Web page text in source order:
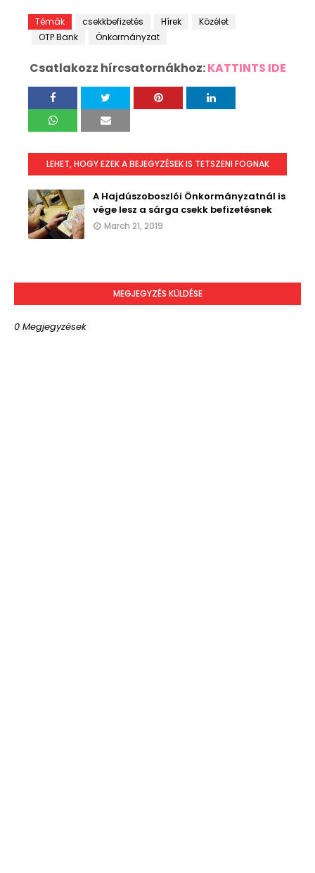
Témák csekkbefizetés Hírek
Közélet
OTP Bank
Önkormányzat
Csatlakozz hírcsatornákhoz:KATTINTS IDE
LEHET, HOGY EZEK A BEJEGYZÉSEK IS TETSZENI FOGNAK
A Hajdúszoboszlói Önkormányzatnál is
vége lesz a sárga csekk befizetésnek
March 21, 2019
MEGJEGYZÉS KÜLDÉSE
0 Megjegyzések